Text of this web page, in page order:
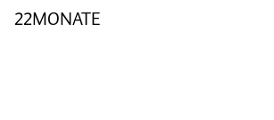
22MONATE